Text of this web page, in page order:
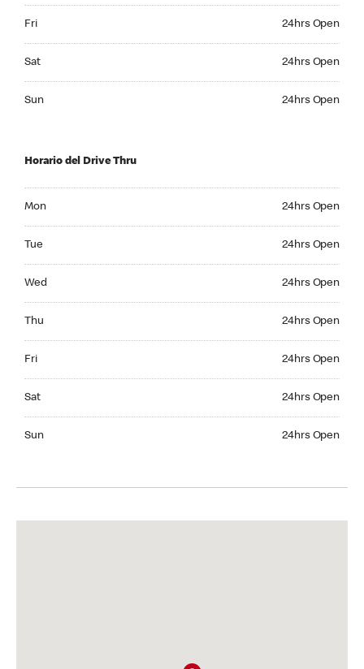
Fri 24hrs Open
Sat 24hrs Open
Sun 24hrs Open
Horario del Drive Thru
Mon 24hrs Open
Tue 24hrs Open
Wed 24hrs Open
Thu 24hrs Open
Fri 24hrs Open
Sat 24hrs Open
Sun 24hrs Open